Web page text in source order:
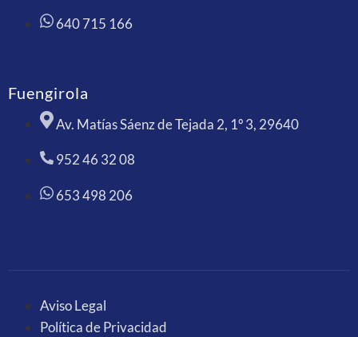
640 715 166
Fuengirola
Av. Matías Sáenz de Tejada 2, 1º 3, 29640
952 46 32 08
653 498 206
Aviso Legal
Política de Privacidad